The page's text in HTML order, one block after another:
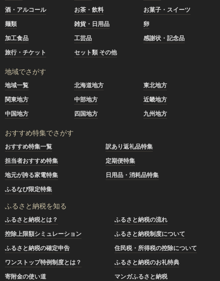
酒・アルコール
お茶・飲料
お菓子・スイーツ
麺類
雑貨・日用品
卵
加工食品
工芸品
感謝状・記念品
旅行・チケット
セット類 その他
地域でさがす
地域一覧 北海道地方
東北地方
関東地方
中部地方
近畿地方
中国地方
四国地方 九州地方
おすすめ特集でさがす
おすすめ特集一覧
訳あり返礼品特集
担当者おすすめ特集
定期便特集
地元が誇る家電特集
日用品・消耗品特集
ふるなび限定特集
ふるさと納税を知る
ふるさと納税とは？
ふるさと納税の流れ
控除上限額シミュレーション
ふるさと納税制度について
ふるさと納税の確定申告
住民税・所得税の控除について
ワンストップ特例制度とは？
ふるさと納税のお礼特典
寄附金の使い道
マンガふるさと納税